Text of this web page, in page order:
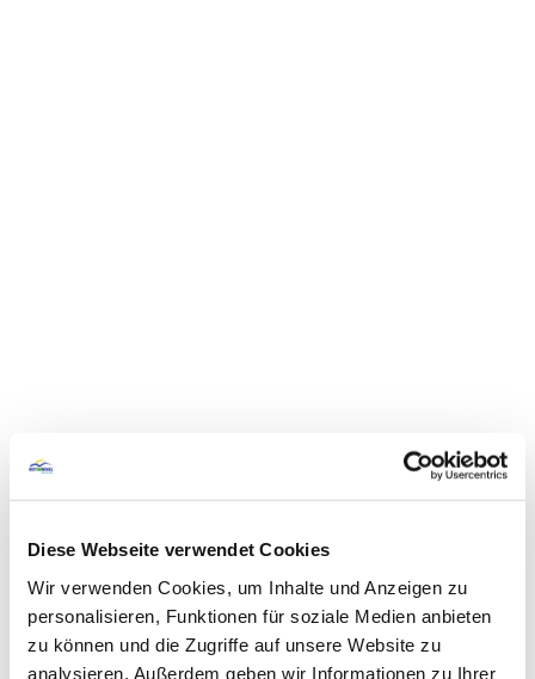
Diese Webseite verwendet Cookies
Wir verwenden Cookies, um Inhalte und Anzeigen zu
personalisieren, Funktionen für soziale Medien anbieten
zu können und die Zugriffe auf unsere Website zu
analysieren. Außerdem geben wir Informationen zu Ihrer